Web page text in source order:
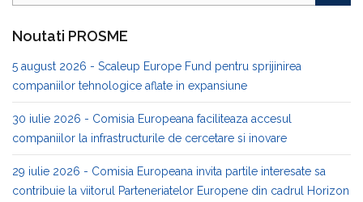
Noutati PROSME
5 august 2026 - Scaleup Europe Fund pentru sprijinirea
companiilor tehnologice aflate in expansiune
30 iulie 2026 - Comisia Europeana faciliteaza accesul
companiilor la infrastructurile de cercetare si inovare
29 iulie 2026 - Comisia Europeana invita partile interesate sa
contribuie la viitorul Parteneriatelor Europene din cadrul Horizon